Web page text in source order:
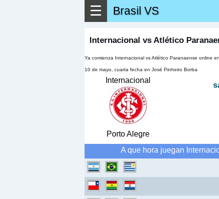
☰ Brasil VS
Internacional vs Atlético
Ya comienza Internacional vs Atlético Paranaense online
10 de mayo, cuarta fecha en José Pinheiro Borba
Internacional
Porto Alegre
A que hora juegan